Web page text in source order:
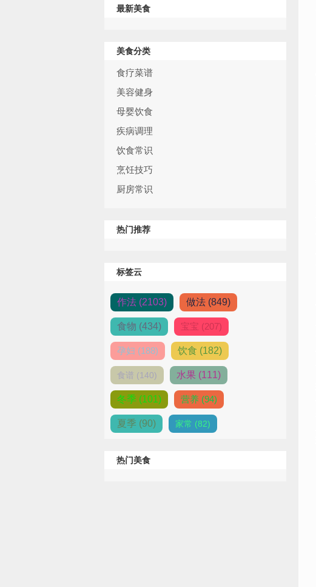
最新美食
美食分类
食疗菜谱
美容健身
母婴饮食
疾病调理
饮食常识
烹饪技巧
厨房常识
热门推荐
标签云
作法 (2103) 做法 (849)
食物 (434) 宝宝 (207)
孕妇 (188) 饮食 (182)
食谱 (140) 水果 (111)
冬季 (101) 营养 (94)
夏季 (90) 家常 (82)
热门美食